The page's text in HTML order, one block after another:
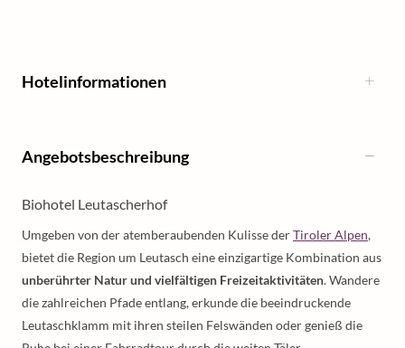
Hotelinformationen
Angebotsbeschreibung
Biohotel Leutascherhof
Umgeben von der atemberaubenden Kulisse derTiroler Alpen,
bietet die Region um Leutasch eine einzigartige Kombination aus
unberührter Natur und vielfältigen Freizeitaktivitäten. Wandere
die zahlreichen Pfade entlang, erkunde die beeindruckende
Leutaschklamm mit ihren steilen Felswänden oder genieß die